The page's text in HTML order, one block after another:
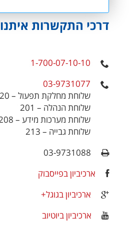
דרכי התקשרות איתנו
1-700-07-10-10
03-9731077
שלוחת מחלקת תפעול – 220
שלוחת הנהלה – 201
שלוחת מערכות מידע – 208
שלוחת גבייה – 213
03-9731088
ארכיביון בפייסבוק
ארכיביון בגוגל+
ארכיביון ביוטיוב